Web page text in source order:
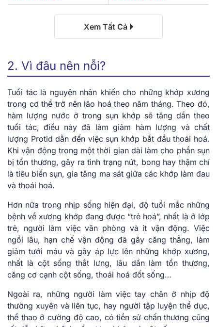
Xem Tất Cả
2. Vì đâu nên nỗi?
Tuổi tác là nguyên nhân khiến cho những khớp xương
trong cơ thể trở nên lão hoá theo năm tháng. Theo đó,
hàm lượng nước ở trong sụn khớp sẽ tăng dần theo
tuổi tác, điều này đã làm giảm hàm lượng và chất
lượng Protid dẫn đến việc sụn khớp bắt đầu thoái hoá.
Khi vận động trong một thời gian dài làm cho phần sụn
bị tổn thương, gây ra tình trạng nứt, bong hay thậm chí
là tiêu biến sụn, gia tăng ma sát giữa các khớp làm đau
và thoái hoá.
Hơn nữa trong nhịp sống hiện đại, độ tuổi mắc những
bệnh về xương khớp đang được “trẻ hoá”, nhất là ở lớp
trẻ, người làm việc văn phòng và ít vận động. Việc
ngồi lâu, hạn chế vận động đã gây căng thẳng, làm
giảm tưới máu và gây áp lực lên những khớp xương,
nhất là cột sống thắt lưng, lâu dần làm tổn thương,
căng cơ cạnh cột sống, thoái hoá đốt sống…
Ngoài ra, những người làm việc tay chân ở nhịp độ
thường xuyên và liên tục, hay người tập luyện thể dục,
thể thao ở cường độ cao, có tiền sử chấn thương cũng